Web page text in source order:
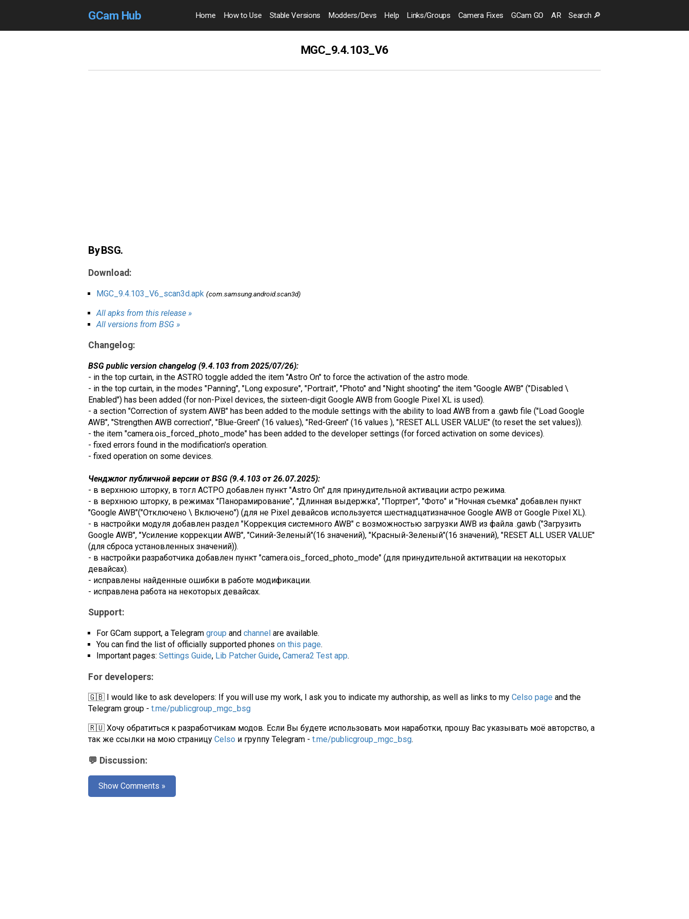
GCam Hub Home How to Use Stable Versions Modders/Devs Help Links/Groups Camera Fixes GCam GO AR Search 🔎
MGC_9.4.103_V6
By BSG.
Download:
MGC_9.4.103_V6_scan3d.apk (com.samsung.android.scan3d)
All apks from this release »
All versions from BSG »
Changelog:
BSG public version changelog (9.4.103 from 2025/07/26):
- in the top curtain, in the ASTRO toggle added the item "Astro On" to force the activation of the astro mode.
- in the top curtain, in the modes "Panning", "Long exposure", "Portrait", "Photo" and "Night shooting" the item "Google AWB" ("Disabled \
Enabled") has been added (for non-Pixel devices, the sixteen-digit Google AWB from Google Pixel XL is used).
- a section "Correction of system AWB" has been added to the module settings with the ability to load AWB from a .gawb file ("Load Google
AWB", "Strengthen AWB correction", "Blue-Green" (16 values), "Red-Green" (16 values ), "RESET ALL USER VALUE" (to reset the set values)).
- the item "camera.ois_forced_photo_mode" has been added to the developer settings (for forced activation on some devices).
- fixed errors found in the modification's operation.
- fixed operation on some devices.
Ченджлог публичной версии от BSG (9.4.103 от 26.07.2025):
- в верхнюю шторку, в тогл АСТРО добавлен пункт "Astro On" для принудительной активации астро режима.
- в верхнюю шторку, в режимах "Панорамирование", "Длинная выдержка", "Портрет", "Фото" и "Ночная съемка" добавлен пункт
"Google AWB"("Отключено \ Включено") (для не Pixel девайсов используется шестнадцатизначное Google AWB от Google Pixel XL).
- в настройки модуля добавлен раздел "Коррекция системного AWB" с возможностью загрузки AWB из файла .gawb ("Загрузить
Google AWB", "Усиление коррекции AWB", "Синий-Зеленый"(16 значений), "Красный-Зеленый"(16 значений), "RESET ALL USER VALUE"
(для сброса установленных значений)).
- в настройки разработчика добавлен пункт "camera.ois_forced_photo_mode" (для принудительной актитвации на некоторых
девайсах).
- исправлены найденные ошибки в работе модификации.
- исправлена работа на некоторых девайсах.
Support:
For GCam support, a Telegram group and channel are available.
You can find the list of officially supported phones on this page.
Important pages: Settings Guide, Lib Patcher Guide, Camera2 Test app.
For developers:
🇬🇧 I would like to ask developers: If you will use my work, I ask you to indicate my authorship, as well as links to my Celso page and the
Telegram group - t.me/publicgroup_mgc_bsg
🇷🇺 Хочу обратиться к разработчикам модов. Если Вы будете использовать мои наработки, прошу Вас указывать моё авторство, а
так же ссылки на мою страницу Celso и группу Telegram - t.me/publicgroup_mgc_bsg.
💬 Discussion:
Show Comments »